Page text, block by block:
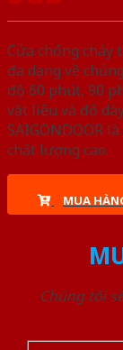
Cửa chống cháy
đa dạng về
độ 60 phút, 90
vật liệu và độ
SAIGONDOOR
chất lượng cao.
MUA
Chúng tôi